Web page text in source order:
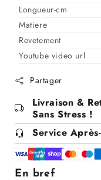
dossier
pivotant
à
suspension
tissu
tâches
YEIMY
tissu
Longueur-cm
Matiere
Revetement
Youtube video url
Partager
Livraison &
Sans Stress !
Service
En bref